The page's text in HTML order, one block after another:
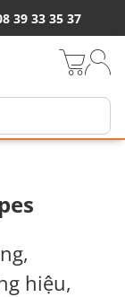
39 33 35 37
hiệu,